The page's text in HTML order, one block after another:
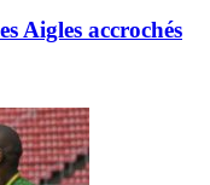
Aigles accrochés